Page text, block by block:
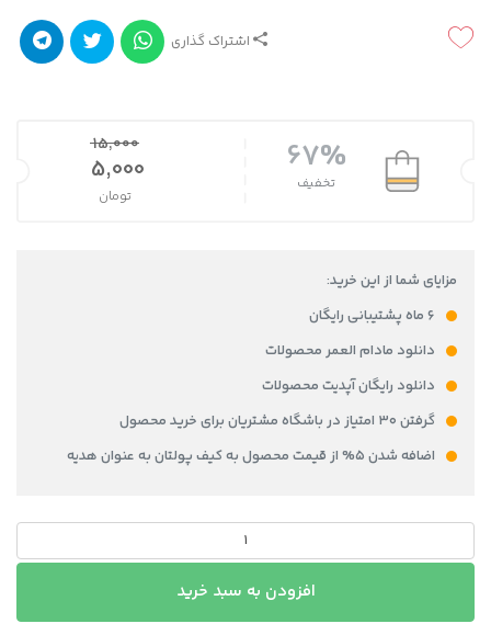
اشتراک گذاری
67%
تخفیف
15,000
قیمت اصلی 15,000 تومان بود.
5,000
تومان
مزایای شما از این خرید:
۶ ماه پشتیبانی رایگان
دانلود مادام العمر محصولات
دانلود رایگان آپدیت محصولات
گرفتن ۳۰ امتیاز در باشگاه مشتریان برای خرید محصول
اضافه شدن ۵% از قیمت محصول به کیف پولتان به عنوان هدیه
PSD
افزودن به سبد خرید